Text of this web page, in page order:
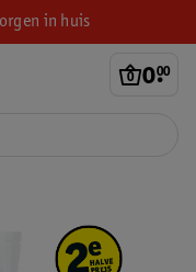
in huis
0.
00